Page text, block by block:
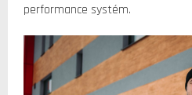
performance systém.